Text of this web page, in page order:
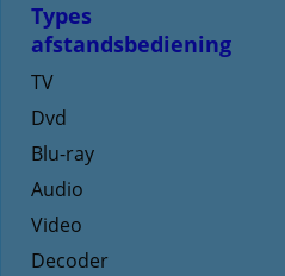
Types
afstandsbediening
TV
Dvd
Blu-ray
Audio
Video
Decoder